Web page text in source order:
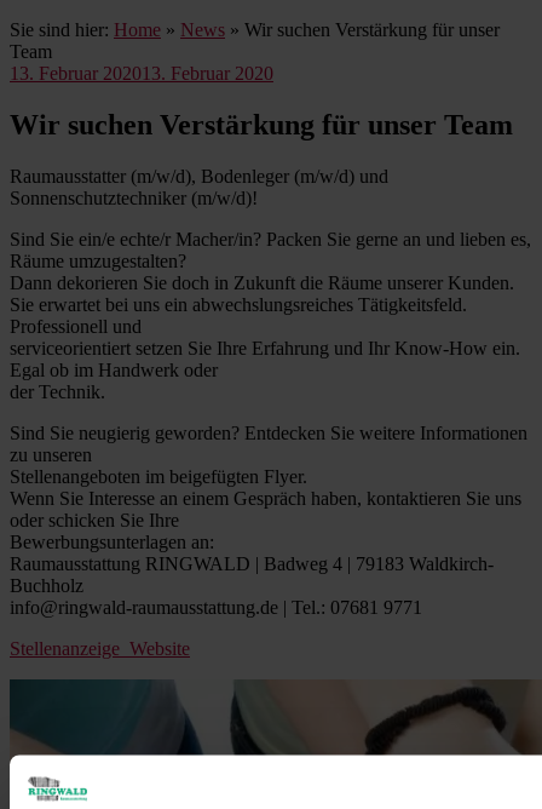
Sie sind hier: Home » News » Wir suchen Verstärkung für unser
Team
Veröffentlicht
13. Februar 202013. Februar 2020
Wir suchen Verstärkung für unser Team
Raumausstatter (m/w/d), Bodenleger (m/w/d) und
Sonnenschutztechniker (m/w/d)!
Sind Sie ein/e echte/r Macher/in? Packen Sie gerne an und lieben es,
Räume umzugestalten?
Dann dekorieren Sie doch in Zukunft die Räume unserer Kunden.
Sie erwartet bei uns ein abwechslungsreiches Tätigkeitsfeld.
Professionell und
serviceorientiert setzen Sie Ihre Erfahrung und Ihr Know-How ein.
Egal ob im Handwerk oder
der Technik.
Sind Sie neugierig geworden? Entdecken Sie weitere Informationen
zu unseren
Stellenangeboten im beigefügten Flyer.
Wenn Sie Interesse an einem Gespräch haben, kontaktieren Sie uns
oder schicken Sie Ihre
Bewerbungsunterlagen an:
Raumausstattung RINGWALD | Badweg 4 | 79183 Waldkirch-
Buchholz
info@ringwald-raumausstattung.de | Tel.: 07681 9771
Stellenanzeige_Website